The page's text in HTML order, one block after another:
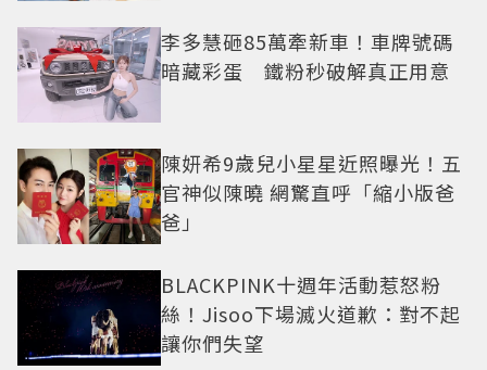
李多慧砸85萬牽新車！車牌號碼
暗藏彩蛋 鐵粉秒破解真正用意
陳妍希9歲兒小星星近照曝光！五
官神似陳曉 網驚直呼「縮小版爸
爸」
BLACKPINK十週年活動惹怒粉
絲！Jisoo下場滅火道歉：對不起
讓你們失望